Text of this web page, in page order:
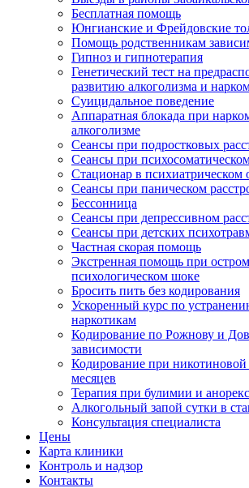
Бесплатная помощь
Юнгианские и Фрейдовские
Помощь родственникам
Гипноз и гипнотерапия
Генетический тест на
развитию алкоголизма и
Суицидальное поведение
Аппаратная блокада при
алкоголизме
Сеансы при подростковых
Сеансы при
Стационар в психиатрическом
Сеансы при паническом
Бессонница
Сеансы при депрессивном
Сеансы при детских
Частная скорая помощь
Экстренная помощь при
психологическом шоке
Бросить пить без кодирования
Ускоренный курс по
наркотикам
Кодирование по Рожнову и
зависимости
Кодирование при никотиновой
месяцев
Терапия при булимии и
Алкогольный запой сутки в
Консультация специалиста
Цены
Карта клиники
Контроль и надзор
Контакты